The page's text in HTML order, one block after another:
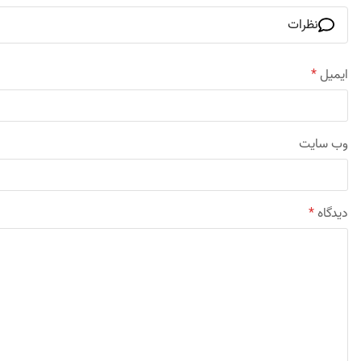
نظرات
ایمیل*
وب‌ سایت
دیدگاه*